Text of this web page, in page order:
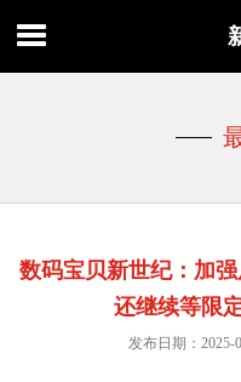
数码宝贝新世纪：加
还继续等限
发布日期：